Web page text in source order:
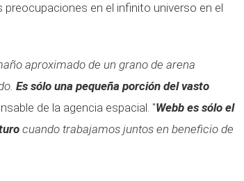
preocupaciones en el infinito universo en el
aproximado de un grano de arena
Es sólo una pequeña porción del vasto
de la agencia espacial. "Webb es sólo el
cuando trabajamos juntos en beneficio de